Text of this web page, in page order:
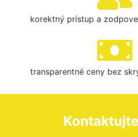
korektný prístup a
transparentné ceny bez